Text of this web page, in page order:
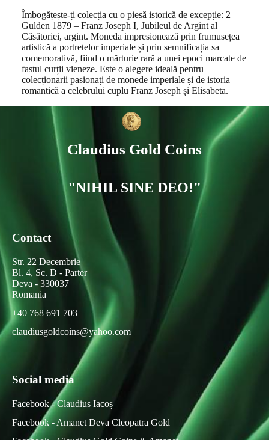
Îmbogățește-ți colecția cu o piesă istorică de excepție: 2
Gulden 1879 – Franz Joseph I, Jubileul de Argint al
Căsătoriei, argint. Moneda impresionează prin frumusețea
artistică a portretelor imperiale și prin semnificația sa
comemorativă, fiind o mărturie rară a unei epoci marcate de
fastul curții vieneze. Este o alegere ideală pentru
colecționarii pasionați de monede imperiale și de istoria
romantică a celebrului cuplu Franz Joseph și Elisabeta.
Claudius Gold Coins
"NIHIL SINE DEO!"
Contact
Str. 22 Decembrie
Bl. 4, Sc. D - Parter
Deva - 330037
Romania
+40 768 691 703
claudiusgoldcoins@yahoo.com
Social media
Facebook - Claudius Iacoș
Facebook - Amanet Deva Cleopatra Gold